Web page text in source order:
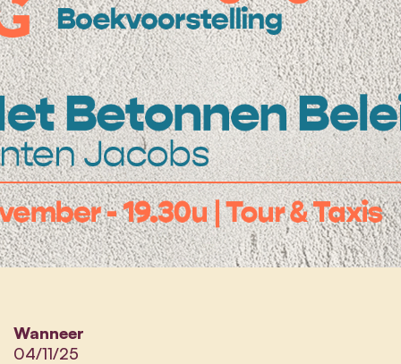
Wanneer
04/11/25